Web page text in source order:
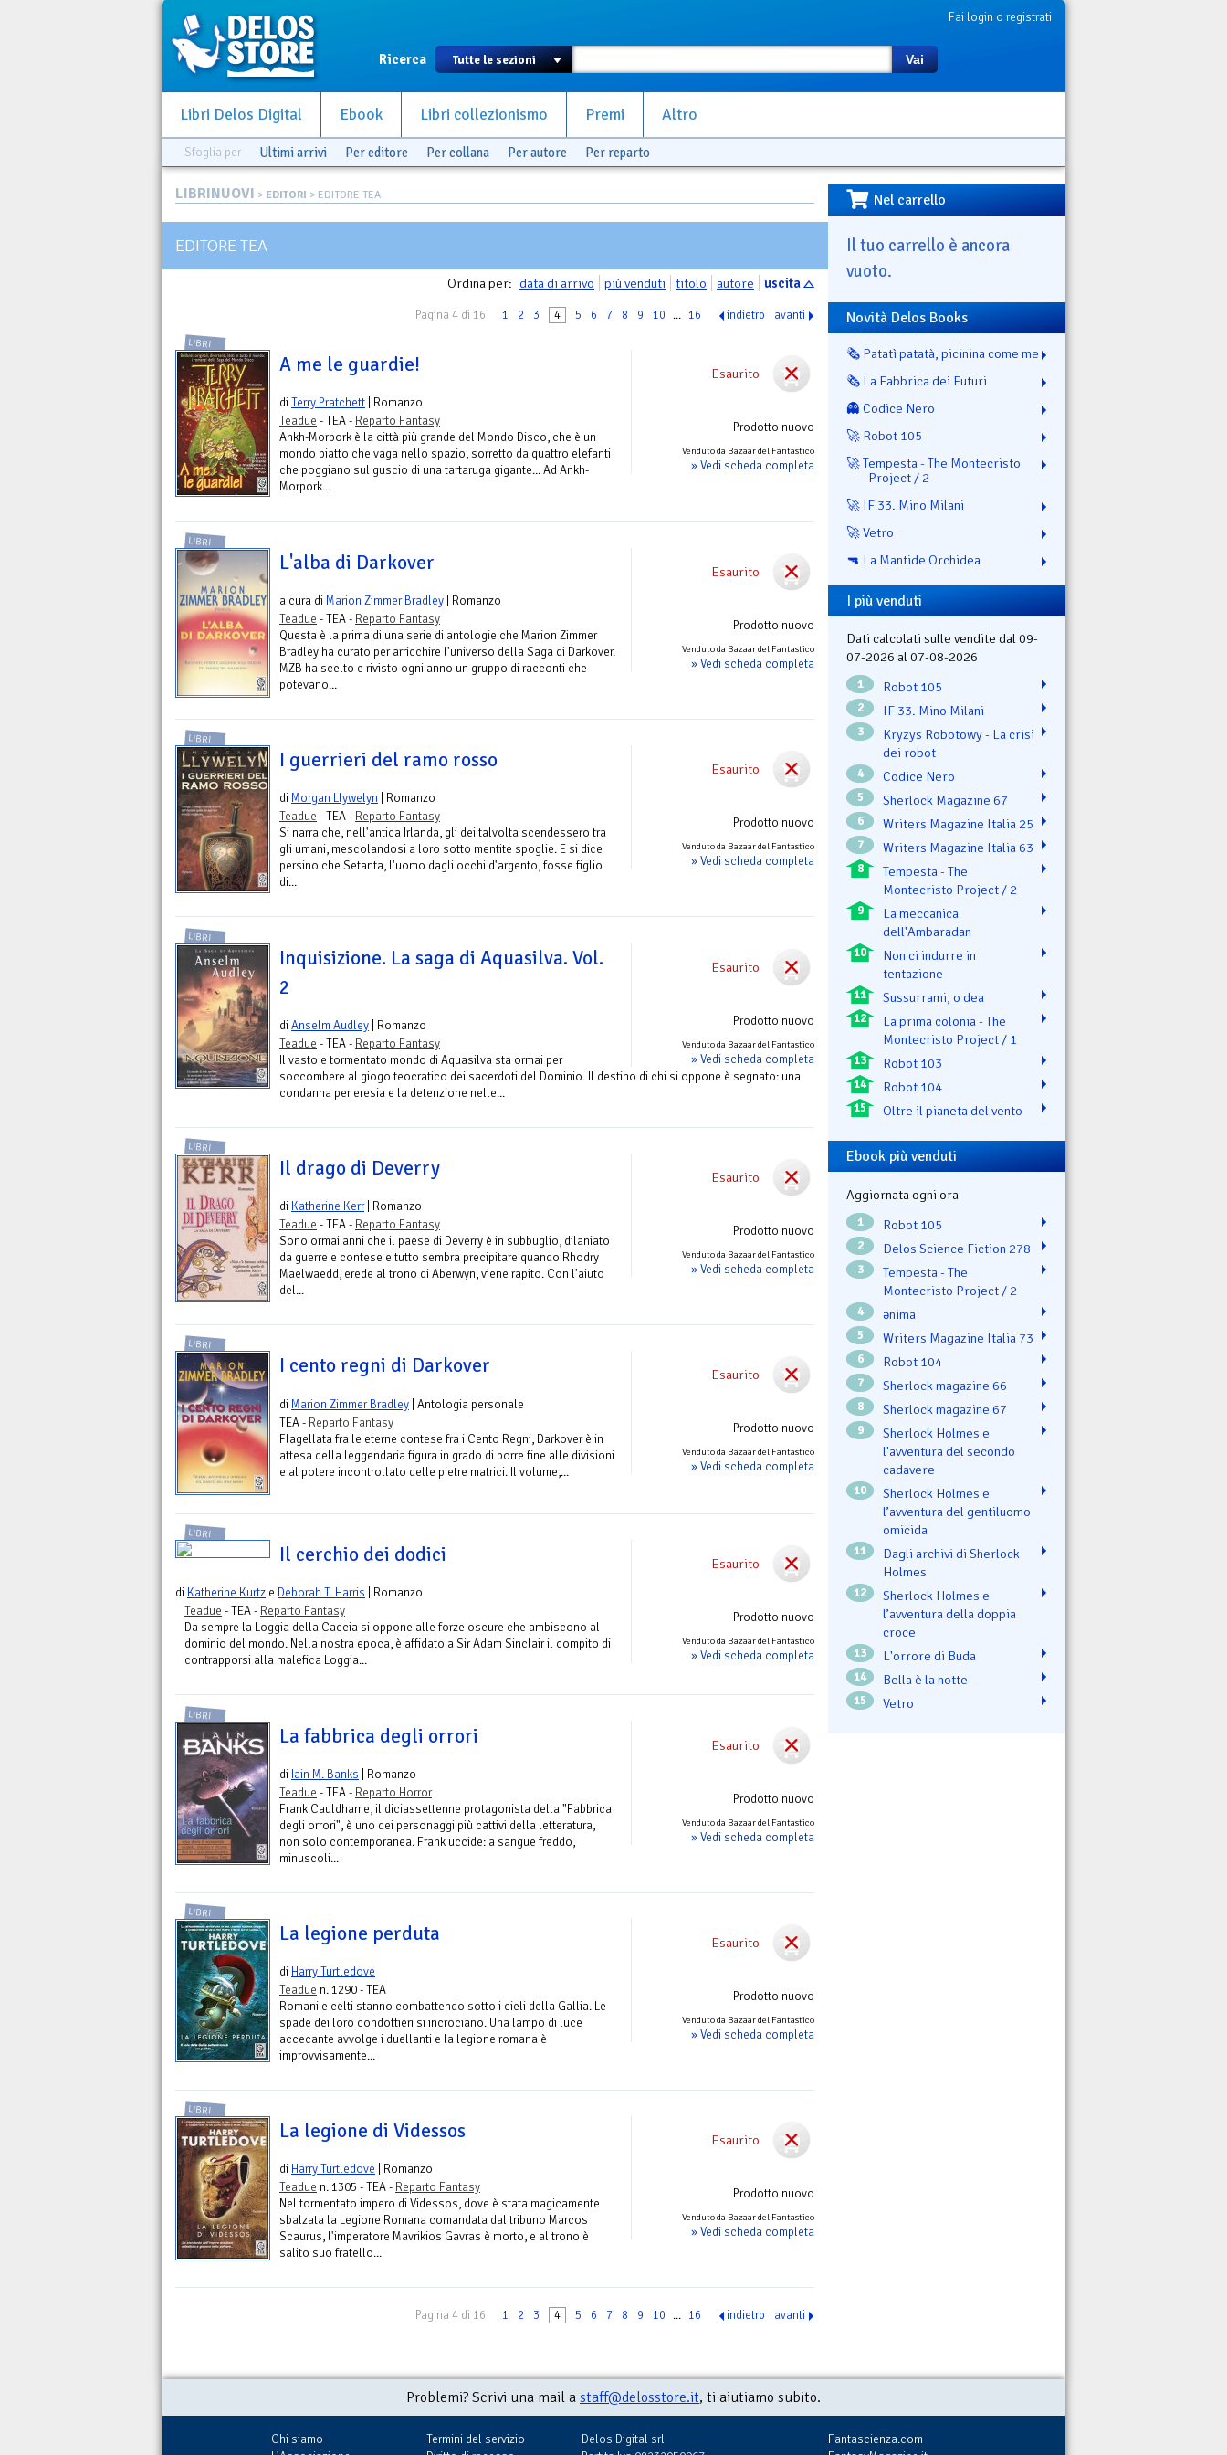
Fai login o registrati
Ricerca Vai
Libri Delos Digital Ebook Libri collezionismo Premi Altro
Sfoglia per Ultimi arrivi Per editore Per collana Per autore Per reparto
LIBRINUOVI > EDITORI > EDITORE TEA
EDITORE TEA
Ordina per: data di arrivo più venduti titolo autore uscita
Pagina 4 di 16 1 2 3 4 5 6 7 8 9 10 ... 16 indietro avanti
Esaurito
Prodotto nuovo
Venduto da Bazaar del Fantastico
» Vedi scheda completa
LIBRI
A me le guardie!
diTerry Pratchett | Romanzo
Teadue - TEA - Reparto Fantasy
Ankh-Morpork è la città più grande del Mondo Disco, che è un
mondo piatto che vaga nello spazio, sorretto da quattro elefanti
che poggiano sul guscio di una tartaruga gigante... Ad Ankh-
Morpork...
Esaurito
Prodotto nuovo
Venduto da Bazaar del Fantastico
» Vedi scheda completa
LIBRI
L'alba di Darkover
a cura di Marion Zimmer Bradley | Romanzo
Teadue - TEA - Reparto Fantasy
Questa è la prima di una serie di antologie che Marion Zimmer
Bradley ha curato per arricchire l'universo della Saga di Darkover.
MZB ha scelto e rivisto ogni anno un gruppo di racconti che
potevano...
Esaurito
Prodotto nuovo
Venduto da Bazaar del Fantastico
» Vedi scheda completa
LIBRI
I guerrieri del ramo rosso
di Morgan Llywelyn | Romanzo
Teadue - TEA - Reparto Fantasy
Si narra che, nell'antica Irlanda, gli dei talvolta scendessero tra
gli umani, mescolandosi a loro sotto mentite spoglie. E si dice
persino che Setanta, l'uomo dagli occhi d'argento, fosse figlio
di...
Esaurito
Prodotto nuovo
Venduto da Bazaar del Fantastico
» Vedi scheda completa
LIBRI
Inquisizione. La saga di Aquasilva. Vol.
2
diAnselm Audley | Romanzo
Teadue - TEA - Reparto Fantasy
Il vasto e tormentato mondo di Aquasilva sta ormai per
soccombere al giogo teocratico dei sacerdoti del Dominio. Il destino di chi si oppone è segnato: una
condanna per eresia e la detenzione nelle...
Esaurito
Prodotto nuovo
Venduto da Bazaar del Fantastico
» Vedi scheda completa
LIBRI
Il drago di Deverry
di Katherine Kerr| Romanzo
Teadue - TEA - Reparto Fantasy
Sono ormai anni che il paese di Deverry è in subbuglio, dilaniato
da guerre e contese e tutto sembra precipitare quando Rhodry
Maelwaedd, erede al trono di Aberwyn, viene rapito. Con l'aiuto
del...
Esaurito
Prodotto nuovo
Venduto da Bazaar del Fantastico
» Vedi scheda completa
LIBRI
I cento regni di Darkover
di Marion Zimmer Bradley | Antologia personale
TEA - Reparto Fantasy
Flagellata fra le eterne contese fra i Cento Regni, Darkover è in
attesa della leggendaria figura in grado di porre fine alle divisioni
e al potere incontrollato delle pietre matrici. Il volume,...
Esaurito
Prodotto nuovo
Venduto da Bazaar del Fantastico
» Vedi scheda completa
LIBRI
Il cerchio dei dodici
di Katherine Kurtz e Deborah T. Harris | Romanzo
Teadue - TEA - Reparto Fantasy
Da sempre la Loggia della Caccia si oppone alle forze oscure che ambiscono al
dominio del mondo. Nella nostra epoca, è affidato a Sir Adam Sinclair il compito di
contrapporsi alla malefica Loggia...
Esaurito
Prodotto nuovo
Venduto da Bazaar del Fantastico
» Vedi scheda completa
LIBRI
La fabbrica degli orrori
di Iain M. Banks | Romanzo
Teadue - TEA - Reparto Horror
Frank Cauldhame, il diciassettenne protagonista della "Fabbrica
degli orrori", è uno dei personaggi più cattivi della letteratura,
non solo contemporanea. Frank uccide: a sangue freddo,
minuscoli...
Esaurito
Prodotto nuovo
Venduto da Bazaar del Fantastico
» Vedi scheda completa
LIBRI
La legione perduta
di Harry Turtledove
Teadue n. 1290 - TEA
Romani e celti stanno combattendo sotto i cieli della Gallia. Le
spade dei loro condottieri si incrociano. Una lampo di luce
accecante avvolge i duellanti e la legione romana è
improvvisamente...
Esaurito
Prodotto nuovo
Venduto da Bazaar del Fantastico
» Vedi scheda completa
LIBRI
La legione di Videssos
di Harry Turtledove | Romanzo
Teadue n. 1305 - TEA - Reparto Fantasy
Nel tormentato impero di Videssos, dove è stata magicamente
sbalzata la Legione Romana comandata dal tribuno Marcos
Scaurus, l'imperatore Mavrikios Gavras è morto, e al trono è
salito suo fratello...
Pagina 4 di 16 1 2 3 4 5 6 7 8 9 10 ... 16 indietro avanti
Nel carrello
Il tuo carrello è ancora
vuoto.
Novità Delos Books
🗞️ Patatì patatà, picinina come me
🗞️ La Fabbrica dei Futuri
👻 Codice Nero
🚀 Robot 105
🚀 Tempesta - The Montecristo
Project / 2
🚀 IF 33. Mino Milani
🚀 Vetro
🔫 La Mantide Orchidea
I più venduti
Dati calcolati sulle vendite dal 09-
07-2026 al 07-08-2026
1 Robot 105
2 IF 33. Mino Milani
3
Kryzys Robotowy - La crisi
dei robot
4 Codice Nero
5 Sherlock Magazine 67
6 Writers Magazine Italia 25
7 Writers Magazine Italia 63
8
Tempesta - The
Montecristo Project / 2
9
La meccanica
dell'Ambaradan
10
Non ci indurre in
tentazione
11 Sussurrami, o dea
12
La prima colonia - The
Montecristo Project / 1
13 Robot 103
14 Robot 104
15 Oltre il pianeta del vento
Ebook più venduti
Aggiornata ogni ora
1 Robot 105
2 Delos Science Fiction 278
3
Tempesta - The
Montecristo Project / 2
4 ənima
5 Writers Magazine Italia 73
6 Robot 104
7 Sherlock magazine 66
8 Sherlock magazine 67
9
Sherlock Holmes e
l'avventura del secondo
cadavere
10
Sherlock Holmes e
l’avventura del gentiluomo
omicida
11
Dagli archivi di Sherlock
Holmes
12
Sherlock Holmes e
l’avventura della doppia
croce
13 L'orrore di Buda
14 Bella è la notte
15 Vetro
Problemi? Scrivi una mail a staff@delosstore.it, ti aiutiamo subito.
Chi siamo
Termini del servizio
Delos Digital srl
Fantascienza.com